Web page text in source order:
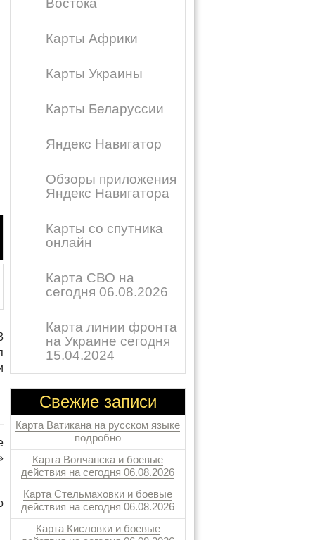
Востока
Карты Африки
Карты Украины
Карты Беларуссии
Яндекс Навигатор
Обзоры приложения
Яндекс Навигатора
Карты со спутника
онлайн
Карта СВО на
сегодня 06.08.2026
Карта линии фронта
на Украине сегодня
15.04.2024
Свежие записи
Карта Ватикана на русском языке
подробно
Карта Волчанска и боевые
действия на сегодня 06.08.2026
Карта Стельмаховки и боевые
действия на сегодня 06.08.2026
Карта Кисловки и боевые